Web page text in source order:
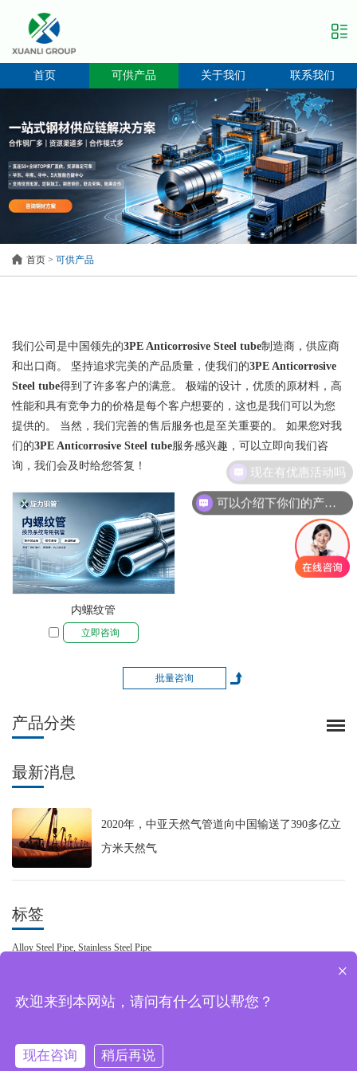
首页 可供产品 关于我们 联系我们
首页 > 可供产品
我们公司是中国领先的3PE Anticorrosive Steel tube制造商，供应商
和出口商。 坚持追求完美的产品质量，使我们的3PE Anticorrosive
Steel tube得到了许多客户的满意。 极端的设计，优质的原材料，高
性能和具有竞争力的价格是每个客户想要的，这也是我们可以为您
提供的。 当然，我们完善的售后服务也是至关重要的。 如果您对我
们的3PE Anticorrosive Steel tube服务感兴趣，可以立即向我们咨
询，我们会及时给您答复！
内螺纹管
立即咨询
产品分类
最新消息
2020年，中亚天然气管道向中国输送了390多亿立
方米天然气
标签
Alloy Steel Pipe, Stainless Steel Pipe
可以介绍下你们的产品么
现在有优惠活动吗
×
欢迎来到本网站，请问有什么可以帮您？
现在咨询 稍后再说